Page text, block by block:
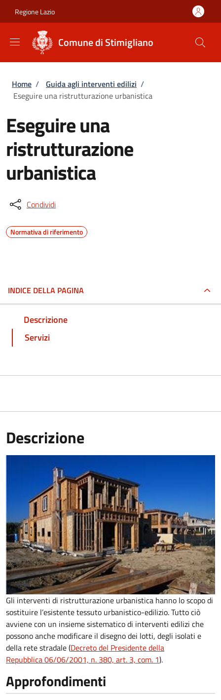
Regione Lazio
Comune di Stimigliano
Briciole di pane
Home / Guida agli interventi edilizi /
Eseguire una ristrutturazione urbanistica
Eseguire una
ristrutturazione
urbanistica
Condividi
Normativa di riferimento
INDICE DELLA PAGINA
Descrizione
Servizi
Descrizione
Gli interventi di ristrutturazione urbanistica hanno lo scopo di
sostituire l’esistente tessuto urbanistico-edilizio. Tutto ciò
avviene con un insieme sistematico di interventi edilizi che
possono anche modificare il disegno dei lotti, degli isolati e
della rete stradale (Decreto del Presidente della
Repubblica 06/06/2001, n. 380, art. 3, com. 1).
Approfondimenti